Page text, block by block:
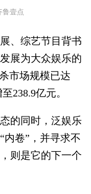
鲁壹点
、综艺节目背书
展为大众娱乐的
市场规模已达
238.9亿元。
的同时，泛娱乐
内卷”，并寻求不
则是它的下一个